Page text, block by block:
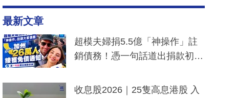
最新文章
超模夫婦捐5.5億「神操作」註
銷債務！憑一句話道出捐款初
一度被誤當詐騙手段
收息股2026｜25隻高息港股 入